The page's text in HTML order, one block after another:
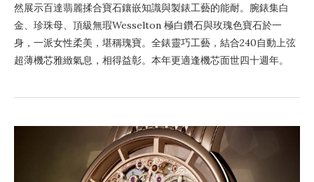
然展示百達翡麗揉合寶石鑲嵌知識與製錶工藝的能耐。腕錶集白
金、珍珠母、頂級無瑕Wesselton 極白鑽石與玫瑰色寶石於一
身，一派女性柔美，堪稱瑰寶。全錶靈巧工藝，結合240自動上弦
超薄機芯雅緻氣息，相得益彰。本年更適逢機芯面世四十週年。